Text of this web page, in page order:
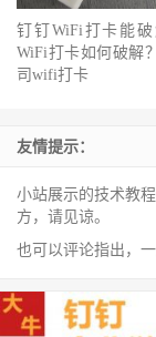
钉钉WiFi打卡能
WiFi打卡如何破解
司wifi打卡
友情提示：
小站展示的技术教
方，请见谅。
也可以评论指出，